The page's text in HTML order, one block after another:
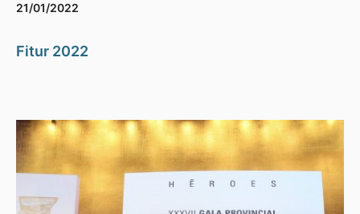
21/01/2022
Fitur 2022